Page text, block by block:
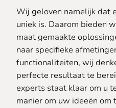
Wij geloven namelijk dat
uniek is. Daarom bieden
maat gemaakte
naar specifieke
functionaliteiten, wij
perfecte resultaat te
experts staat klaar om u
manier om uw ideeën om